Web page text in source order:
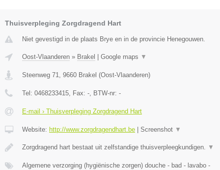
Thuisverpleging Zorgdragend Hart
Niet gevestigd in de plaats Brye en in de provincie Henegouwen.
Oost-Vlaanderen » Brakel Google maps ▼
Steenweg 71 9660 Brakel (Oost-Vlaanderen)
Tel: 0468233415 , Fax: - , BTW-nr: -
E-mail › Thuisverpleging Zorgdragend Hart
Website: http://www.zorgdragendhart.be Screenshot ▼
Zorgdragend hart bestaat uit zelfstandige thuisverpleegkundigen. ▼
Algemene verzorging (hygiënische zorgen) douche - bad - lavabo -